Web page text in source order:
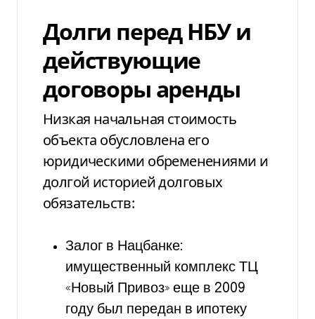
Долги перед НБУ и
действующие
договоры аренды
Низкая начальная стоимость
объекта обусловлена его
юридическими обременениями и
долгой историей долговых
обязательств:
Залог в Нацбанке:
имущественный комплекс ТЦ
«Новый Привоз» еще в 2009
году был передан в ипотеку